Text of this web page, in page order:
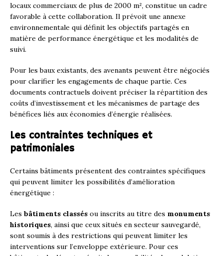
locaux commerciaux de plus de 2000 m², constitue un cadre
favorable à cette collaboration. Il prévoit une annexe
environnementale qui définit les objectifs partagés en
matière de performance énergétique et les modalités de
suivi.
Pour les baux existants, des avenants peuvent être négociés
pour clarifier les engagements de chaque partie. Ces
documents contractuels doivent préciser la répartition des
coûts d’investissement et les mécanismes de partage des
bénéfices liés aux économies d’énergie réalisées.
Les contraintes techniques et
patrimoniales
Certains bâtiments présentent des contraintes spécifiques
qui peuvent limiter les possibilités d’amélioration
énergétique :
Les bâtiments classés ou inscrits au titre des monuments
historiques, ainsi que ceux situés en secteur sauvegardé,
sont soumis à des restrictions qui peuvent limiter les
interventions sur l’enveloppe extérieure. Pour ces